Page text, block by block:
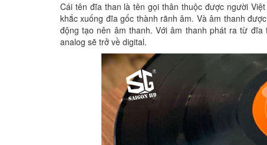
Cái tên đĩa than là tên gọi thân thuộc được người
khắc xuống đĩa gốc thành rãnh âm. Và âm thanh
động tạo nên âm thanh. Với âm thanh phát ra từ
analog sẽ trở về digital.